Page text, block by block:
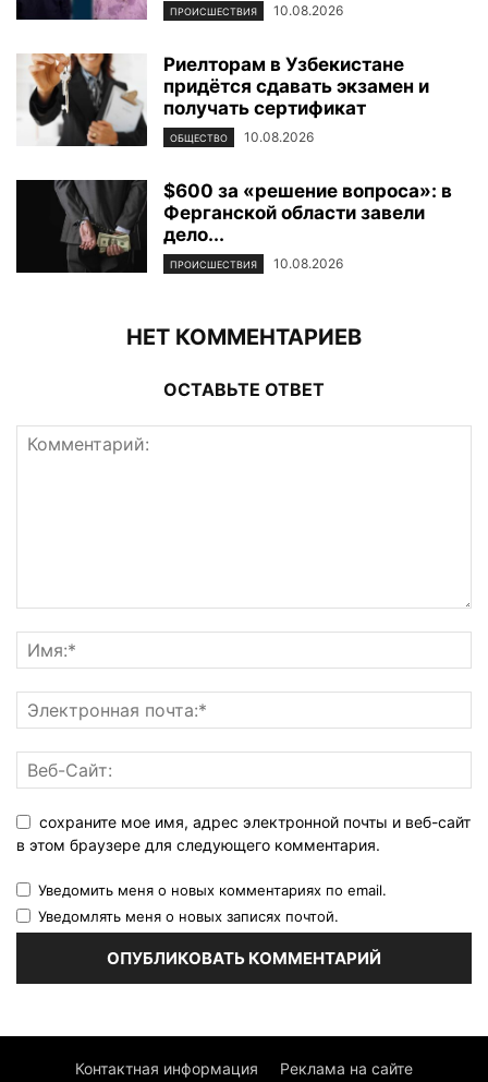
ПРОИСШЕСТВИЯ 10.08.2026
Риелторам в Узбекистане
придётся сдавать экзамен и
получать сертификат
ОБЩЕСТВО 10.08.2026
$600 за «решение вопроса»: в
Ферганской области завели
дело...
ПРОИСШЕСТВИЯ 10.08.2026
НЕТ КОММЕНТАРИЕВ
ОСТАВЬТЕ ОТВЕТ
сохраните мое имя, адрес электронной почты и веб-сайт
в этом браузере для следующего комментария.
Уведомить меня о новых комментариях по email.
Уведомлять меня о новых записях почтой.
Контактная информация Реклама на сайте